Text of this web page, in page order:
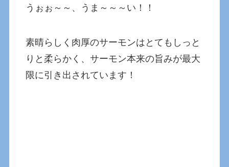
うぉぉ～～、うま～～～い！！
素晴らしく肉厚のサーモンはとてもしっと
りと柔らかく、サーモン本来の旨みが最大
限に引き出されています！